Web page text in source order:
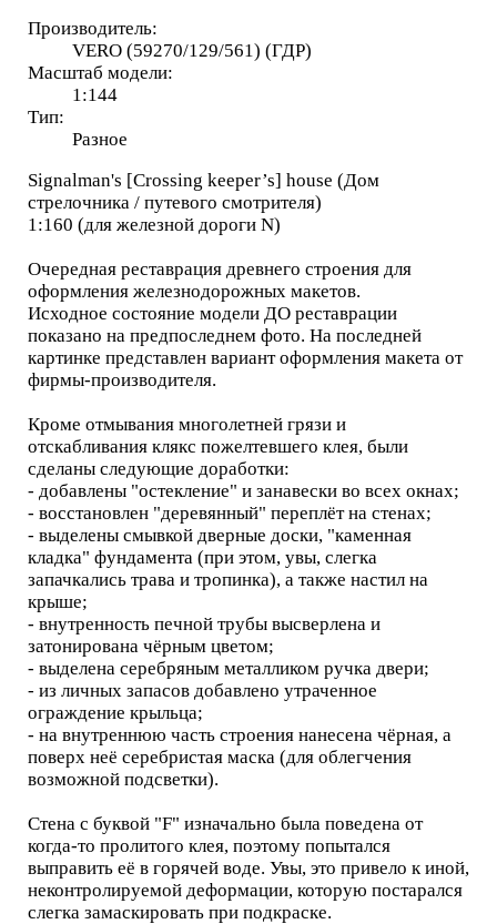
Производитель:
VERO (59270/129/561) (ГДР)
Масштаб модели:
1:144
Тип:
Разное
Signalman's [Crossing keeper’s] house (Дом
стрелочника / путевого смотрителя)
1:160 (для железной дороги N)
Очередная реставрация древнего строения для
оформления железнодорожных макетов.
Исходное состояние модели ДО реставрации
показано на предпоследнем фото. На последней
картинке представлен вариант оформления макета от
фирмы-производителя.
Кроме отмывания многолетней грязи и
отскабливания клякс пожелтевшего клея, были
сделаны следующие доработки:
- добавлены "остекление" и занавески во всех окнах;
- восстановлен "деревянный" переплёт на стенах;
- выделены смывкой дверные доски, "каменная
кладка" фундамента (при этом, увы, слегка
запачкались трава и тропинка), а также настил на
крыше;
- внутренность печной трубы высверлена и
затонирована чёрным цветом;
- выделена серебряным металликом ручка двери;
- из личных запасов добавлено утраченное
ограждение крыльца;
- на внутреннюю часть строения нанесена чёрная, а
поверх неё серебристая маска (для облегчения
возможной подсветки).
Стена с буквой "F" изначально была поведена от
когда-то пролитого клея, поэтому попытался
выправить её в горячей воде. Увы, это привело к иной,
неконтролируемой деформации, которую постарался
слегка замаскировать при подкраске.